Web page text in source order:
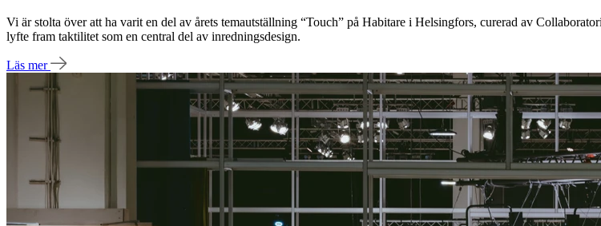
Vi är stolta över att ha varit en del av årets temautställning “Touch” på Habitare i Helsingfors, curerad av
lyfte fram taktilitet som en central del av inredningsdesign.
Läs mer